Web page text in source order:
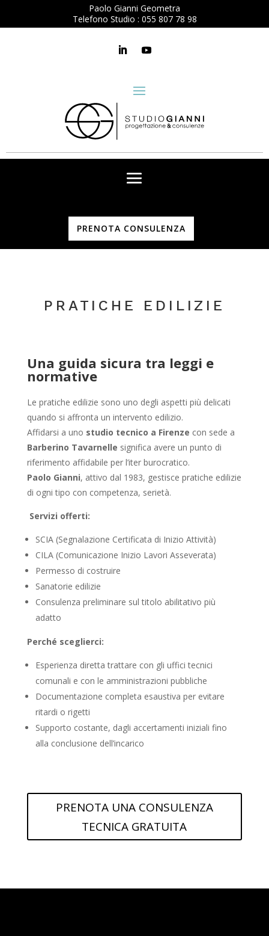
Paolo Gianni Geometra
Telefono Studio : 055 807 78 98
PRENOTA CONSULENZA
PRATICHE EDILIZIE
Una guida sicura tra leggi e
normative
Le pratiche edilizie sono uno degli aspetti più delicati
quando si affronta un intervento edilizio.
Affidarsi a uno studio tecnico a Firenze con sede a
Barberino Tavarnelle significa avere un punto di
riferimento affidabile per l’iter burocratico.
Paolo Gianni, attivo dal 1983, gestisce pratiche edilizie
di ogni tipo con competenza, serietà.
Servizi offerti:
SCIA (Segnalazione Certificata di Inizio Attività)
CILA (Comunicazione Inizio Lavori Asseverata)
Permesso di costruire
Sanatorie edilizie
Consulenza preliminare sul titolo abilitativo più
adatto
Perché sceglierci:
Esperienza diretta trattare con gli uffici tecnici
comunali e con le amministrazioni pubbliche
Documentazione completa esaustiva per evitare
ritardi o rigetti
Supporto costante, dagli accertamenti iniziali fino
alla conclusione dell’incarico
PRENOTA UNA CONSULENZA
TECNICA GRATUITA